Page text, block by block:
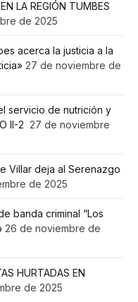
LA REGIÓN TUMBES
de 2025
acerca la justicia a la
27 de noviembre de
servicio de nutrición y
II-2 27 de noviembre
Villar deja al Serenazgo
de 2025
banda criminal “Los
26 de noviembre de
HURTADAS EN
de 2025